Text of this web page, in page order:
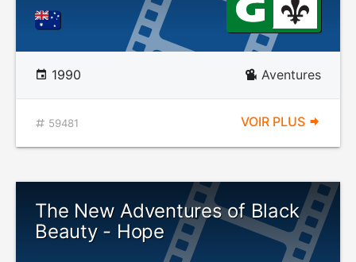
1990 Aventures
59481 VOIR PLUS
The New Adventures of Black
Beauty - Hope